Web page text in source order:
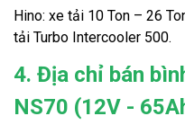
Hino: xe tải 10 Ton – 26
tải Turbo Intercooler 500.
4. Địa chỉ bán
NS70 (12V -